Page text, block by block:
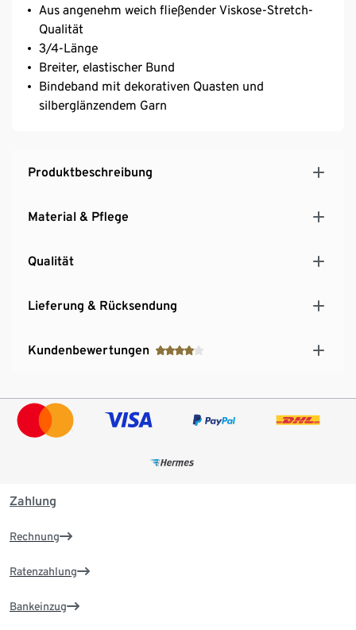
Aus angenehm weich fließender Viskose-Stretch-
Qualität
3/4-Länge
Breiter, elastischer Bund
Bindeband mit dekorativen Quasten und
silberglänzendem Garn
Produktbeschreibung
Material & Pflege
Qualität
Lieferung & Rücksendung
Kundenbewertungen
Zahlung
Rechnung
Ratenzahlung
Bankeinzug